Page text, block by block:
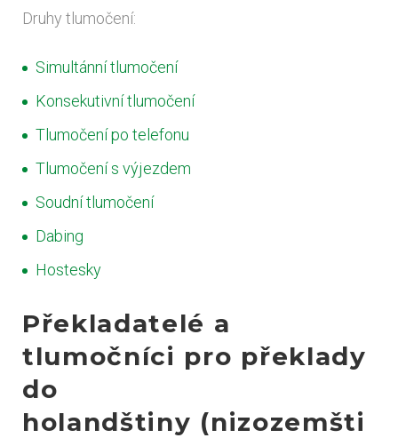
Druhy tlumočení:
Simultánní tlumočení
Konsekutivní tlumočení
Tlumočení po telefonu
Tlumočení s výjezdem
Soudní tlumočení
Dabing
Hostesky
Překladatelé a
tlumočníci pro překlady
do
holandštiny (nizozemšti